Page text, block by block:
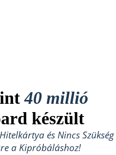
40 millió
készült
és Nincs Szükség
a Kipróbáláshoz!